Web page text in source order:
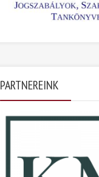
PARTNEREINK